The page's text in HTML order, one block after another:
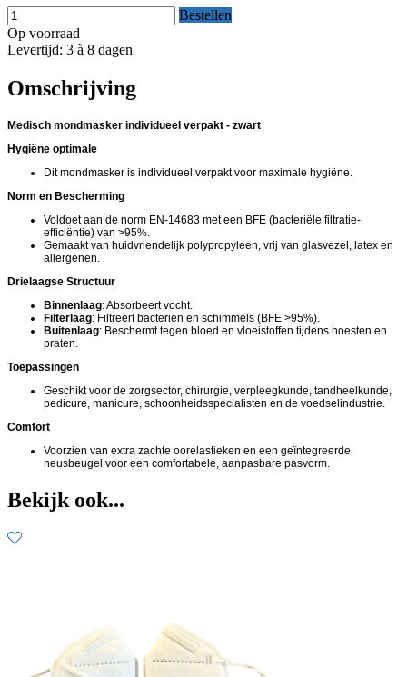
Bestellen
Op voorraad
Levertijd: 3 à 8 dagen
Omschrijving
Medisch mondmasker individueel verpakt - zwart
Hygiëne optimale
Dit mondmasker is individueel verpakt voor maximale hygiëne.
Norm en Bescherming
Voldoet aan de norm EN-14683 met een BFE (bacteriële filtratie-
efficiëntie) van >95%.
Gemaakt van huidvriendelijk polypropyleen, vrij van glasvezel, latex en
allergenen.
Drielaagse Structuur
Binnenlaag: Absorbeert vocht.
Filterlaag: Filtreert bacteriën en schimmels (BFE >95%).
Buitenlaag: Beschermt tegen bloed en vloeistoffen tijdens hoesten en
praten.
Toepassingen
Geschikt voor de zorgsector, chirurgie, verpleegkunde, tandheelkunde,
pedicure, manicure, schoonheidsspecialisten en de voedselindustrie.
Comfort
Voorzien van extra zachte oorelastieken en een geïntegreerde
neusbeugel voor een comfortabele, aanpasbare pasvorm.
Bekijk ook...